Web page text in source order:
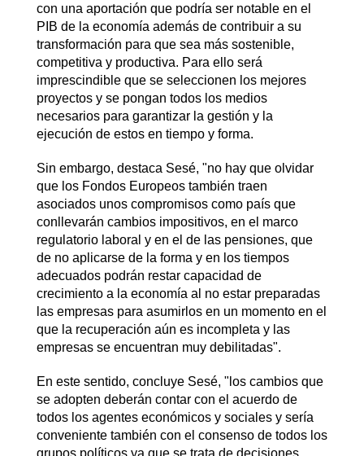
con una aportación que podría ser notable en el
PIB de la economía además de contribuir a su
transformación para que sea más sostenible,
competitiva y productiva. Para ello será
imprescindible que se seleccionen los mejores
proyectos y se pongan todos los medios
necesarios para garantizar la gestión y la
ejecución de estos en tiempo y forma.
Sin embargo, destaca Sesé, "no hay que olvidar
que los Fondos Europeos también traen
asociados unos compromisos como país que
conllevarán cambios impositivos, en el marco
regulatorio laboral y en el de las pensiones, que
de no aplicarse de la forma y en los tiempos
adecuados podrán restar capacidad de
crecimiento a la economía al no estar preparadas
las empresas para asumirlos en un momento en el
que la recuperación aún es incompleta y las
empresas se encuentran muy debilitadas".
En este sentido, concluye Sesé, "los cambios que
se adopten deberán contar con el acuerdo de
todos los agentes económicos y sociales y sería
conveniente también con el consenso de todos los
grupos políticos ya que se trata de decisiones